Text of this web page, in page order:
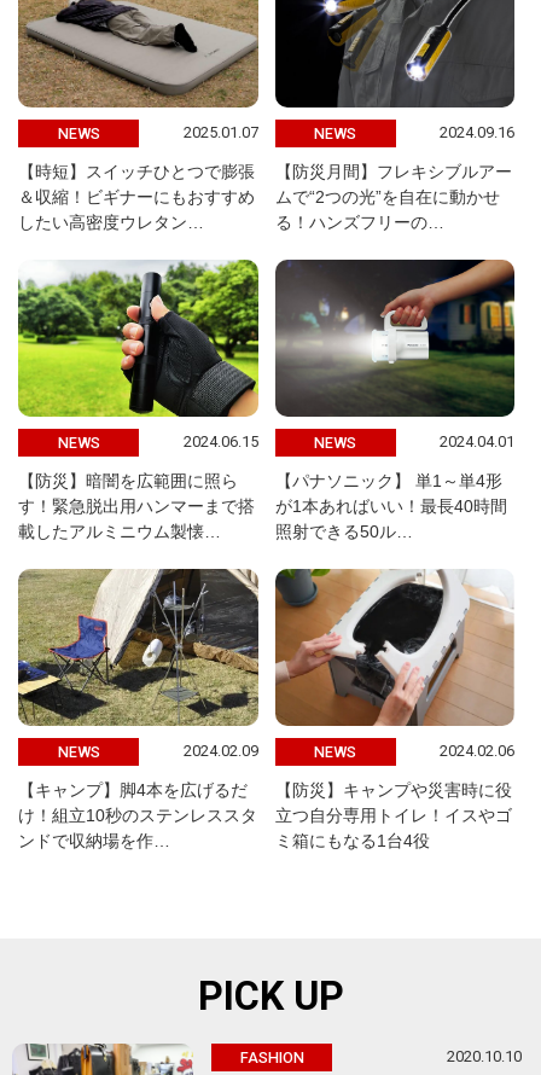
NEWS 2025.01.07
【時短】スイッチひとつで膨張
＆収縮！ビギナーにもおすすめ
したい高密度ウレタン…
NEWS 2024.09.16
【防災月間】フレキシブルアー
ムで“2つの光”を自在に動かせ
る！ハンズフリーの…
NEWS 2024.06.15
【防災】暗闇を広範囲に照ら
す！緊急脱出用ハンマーまで搭
載したアルミニウム製懐…
NEWS 2024.04.01
【パナソニック】 単1～単4形
が1本あればいい！最長40時間
照射できる50ル…
NEWS 2024.02.09
【キャンプ】脚4本を広げるだ
け！組立10秒のステンレススタ
ンドで収納場を作…
NEWS 2024.02.06
【防災】キャンプや災害時に役
立つ自分専用トイレ！イスやゴ
ミ箱にもなる1台4役
PICK UP
FASHION 2020.10.10